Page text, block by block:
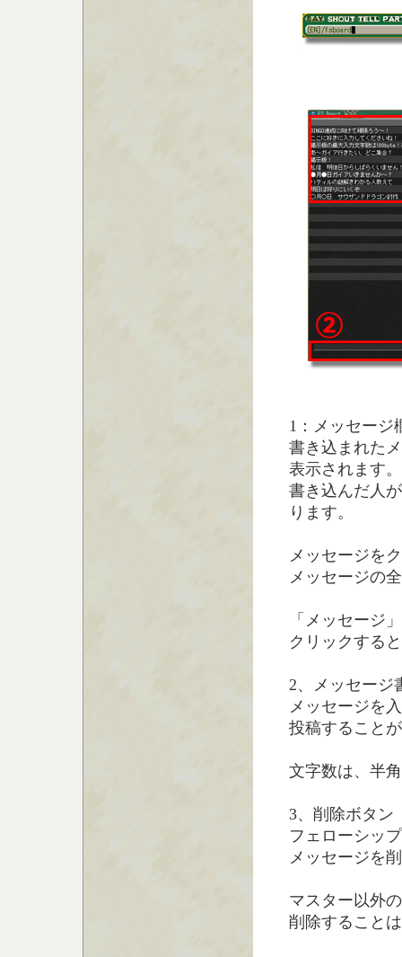
1：メッセージ
書き込まれた
表示されます。
書き込んだ人
ります。
メッセージを
メッセージの
「メッセージ
クリックする
2、メッセージ
メッセージを
投稿すること
文字数は、半
3、削除ボタン
フェローシッ
メッセージを
マスター以外
削除すること